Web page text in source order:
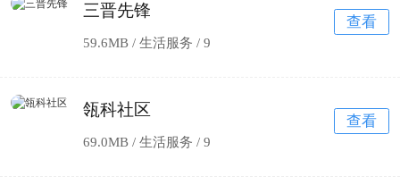
三晋先锋
59.6MB / 生活服务 /9
查看
瓴科社区
69.0MB / 生活服务 /9
查看